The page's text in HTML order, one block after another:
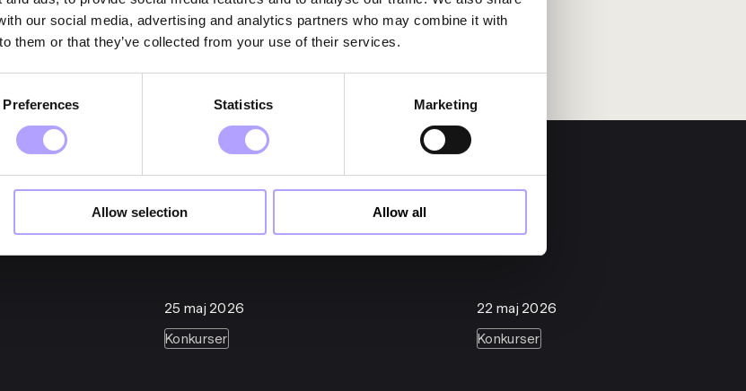
our social media, advertising and analytics partners who may combine it with
them or that they’ve collected from your use of their services.
Preferences Statistics Marketing
Allow selection Allow all
25 maj 2026
Konkurser
22 maj 2026
Konkurser